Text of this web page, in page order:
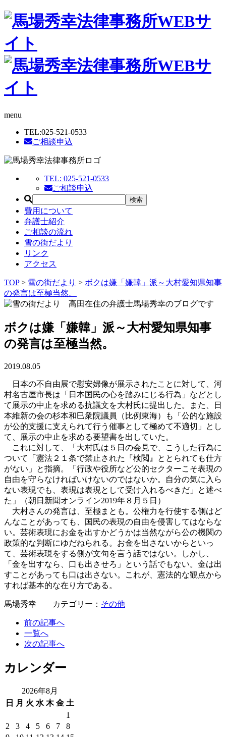
menu
TEL:025-521-0533
ご相談申込
TEL: 025-521-0533
ご相談申込
費用について
弁護士紹介
ご相談の流れ
雪の街だより
リンク
アクセス
TOP> 雪の街だより > ボクは嫌「嫌韓」派～大村愛知県知事
の発言は至極当然。
ボクは嫌「嫌韓」派～大村愛知県知事
の発言は至極当然。
2019.08.05
日本の不自由展で慰安婦像が展示されたことに対して、河
村名古屋市長は「日本国民の心を踏みにじる行為」などとし
て展示の中止を求める抗議文を大村氏に提出した。また、日
本維新の会の杉本和巳衆院議員（比例東海）も「公的な施設
が公的支援に支えられて行う催事として極めて不適切」とし
て、展示の中止を求める要望書を出していた。
これに対して、「大村氏は５日の会見で、こうした行為に
ついて「憲法２１条で禁止された『検閲』ととられても仕方
がない」と指摘。「行政や役所など公的セクターこそ表現の
自由を守らなければいけないのではないか。自分の気に入ら
ない表現でも、表現は表現として受け入れるべきだ」と述べ
た」（朝日新聞オンライン2019年８月５日）
大村さんの発言は、至極まとも。公権力を行使する側はど
んなことがあっても、国民の表現の自由を侵害してはならな
い。芸術表現にお金を出すかどうかは当然ながら公の機関の
政策的な判断にゆだねられる。お金を出さないからといっ
て、芸術表現をする側が文句を言う話ではない。しかし、
「金を出すなら、口も出させろ」という話でもない。金は出
すことがあっても口は出さない。これが、憲法的な観点から
すれば基本的な在り方である。
馬場秀幸 カテゴリー： その他
前の記事へ
一覧へ
次の記事へ
カレンダー
2026年8月
日
月 火 水 木 金 土
1
2
3 4 5 6 7
8